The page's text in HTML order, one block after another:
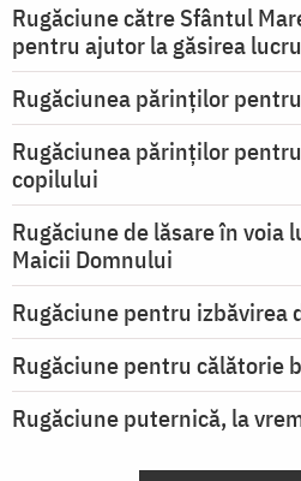
Rugăciune către Sfântul
pentru ajutor la găsirea
Rugăciunea părinților
Rugăciunea părinților
copilului
Rugăciune de lăsare în voia
Maicii Domnului
Rugăciune pentru izbăvirea
Rugăciune pentru călătorie
Rugăciune puternică, la